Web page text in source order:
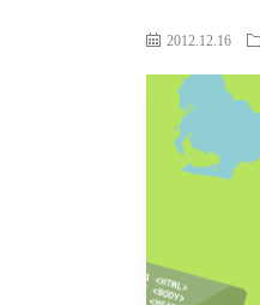
2012.12.16